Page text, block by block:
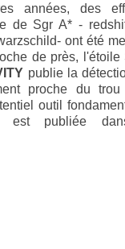
années, des
de Sgr A* -
ont été
de près, l'étoile
publie la
proche du trou
outil
est publiée